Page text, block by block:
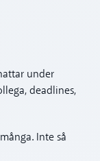
under
deadlines,
Inte så